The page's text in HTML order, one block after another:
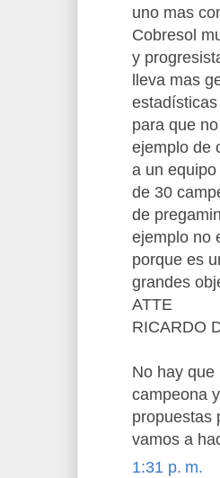
uno mas
Cobresol
y
lleva mas
para que
ejemplo de
a un
de 30
de
ejemplo no
porque es
grandes
ATTE
RICARDO
No hay
campeona
propuestas
vamos a
1:31 p. m.